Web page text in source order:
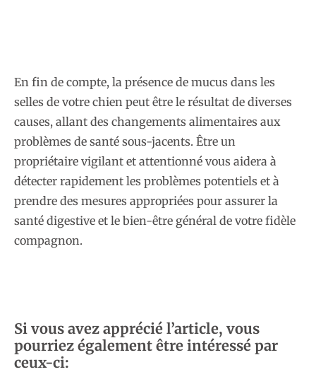
En fin de compte, la présence de mucus dans les
selles de votre chien peut être le résultat de diverses
causes, allant des changements alimentaires aux
problèmes de santé sous-jacents. Être un
propriétaire vigilant et attentionné vous aidera à
détecter rapidement les problèmes potentiels et à
prendre des mesures appropriées pour assurer la
santé digestive et le bien-être général de votre fidèle
compagnon.
Si vous avez apprécié l’article, vous
pourriez également être intéressé par
ceux-ci: